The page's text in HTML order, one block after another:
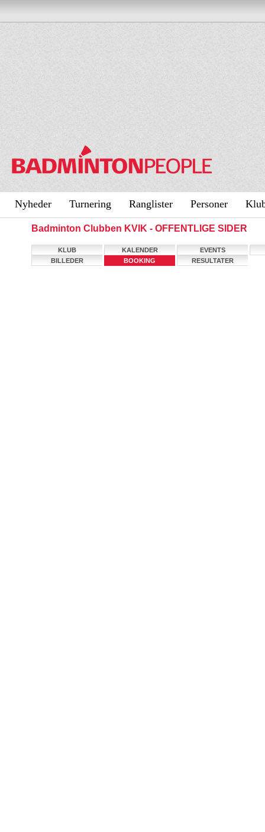
Nyheder Turnering Ranglister Personer
Badminton Clubben KVIK - OFFENTLIGE SIDER
KLUB KALENDER
EVENTS
BILLEDER
BOOKING RESULTATER